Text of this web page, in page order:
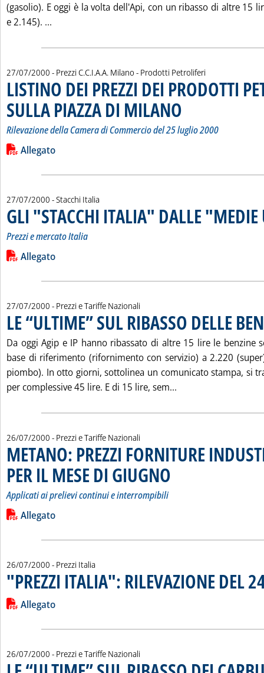
(gasolio). E oggi è la volta dell'Api, con un ribasso di altre 15
e 2.145). ...
27/07/2000 - Prezzi C.C.I.A.A. Milano - Prodotti Petroliferi
LISTINO DEI PREZZI DEI PRODOTTI
SULLA PIAZZA DI MILANO
Rilevazione della Camera di Commercio del 25 luglio 2000
Leggi tutta la notizia: 'LISTINO DEI PREZZI DEI PRODOTTI
Lista allegati PDF alla notizia
Allegato
27/07/2000 - Stacchi Italia
GLI "STACCHI ITALIA" DALLE
Prezzi e mercato Italia
Leggi tutta la notizia: 'GLI "STACCHI ITALIA" DALLE "MEDIE
Lista allegati PDF alla notizia
Allegato
27/07/2000 - Prezzi e Tariffe Nazionali
LE “ULTIME” SUL RIBASSO DELLE
Da oggi Agip e IP hanno ribassato di altre 15 lire le benzine
base di riferimento (rifornimento con servizio) a 2.220
piombo). In otto giorni, sottolinea un comunicato stampa, si
per complessive 45 lire. E di 15 lire, sem...
26/07/2000 - Prezzi e Tariffe Nazionali
METANO: PREZZI FORNITURE
PER IL MESE DI GIUGNO
Applicati ai prelievi continui e interrompibili
Leggi tutta la notizia: 'METANO: PREZZI FORNITURE
Lista allegati PDF alla notizia
Allegato
26/07/2000 - Prezzi Italia
"PREZZI ITALIA": RILEVAZIONE DEL
Leggi tutta la notizia: '"PREZZI ITALIA": RILEVAZIONE DEL 24
Lista allegati PDF alla notizia
Allegato
26/07/2000 - Prezzi e Tariffe Nazionali